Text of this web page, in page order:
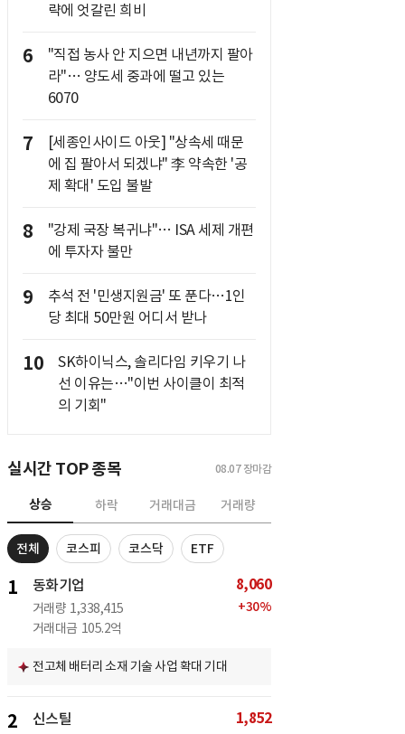
략에 엇갈린 희비
6
"직접 농사 안 지으면 내년까지 팔아
라"… 양도세 중과에 떨고 있는
6070
7
[세종인사이드 아웃] "상속세 때문
에 집 팔아서 되겠냐" 李 약속한 '공
제 확대' 도입 불발
8
"강제 국장 복귀냐"… ISA 세제 개편
에 투자자 불만
9
추석 전 '민생지원금' 또 푼다…1인
당 최대 50만원 어디서 받나
10
SK하이닉스, 솔리다임 키우기 나
선 이유는…"이번 사이클이 최적
의 기회"
실시간 TOP 종목 08.07 장마감
상승 하락 거래대금 거래량
전체 코스피 코스닥 ETF
1 동화기업
거래량 1,338,415
거래대금 105.2억
8,060
+30%
전고체 배터리 소재 기술 사업 확대 기대
2 신스틸 1,852